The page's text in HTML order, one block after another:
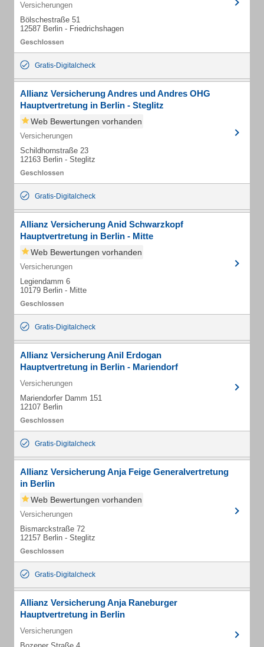
Versicherungen
Bölschestraße 51
12587 Berlin - Friedrichshagen
Gratis-Digitalcheck
Allianz Versicherung Andres und Andres OHG
Hauptvertretung in Berlin - Steglitz
Web Bewertungen vorhanden
Versicherungen
Schildhornstraße 23
12163 Berlin - Steglitz
Gratis-Digitalcheck
Allianz Versicherung Anid Schwarzkopf
Hauptvertretung in Berlin - Mitte
Web Bewertungen vorhanden
Versicherungen
Legiendamm 6
10179 Berlin - Mitte
Gratis-Digitalcheck
Allianz Versicherung Anil Erdogan
Hauptvertretung in Berlin - Mariendorf
Versicherungen
Mariendorfer Damm 151
12107 Berlin
Gratis-Digitalcheck
Allianz Versicherung Anja Feige Generalvertretung
in Berlin
Web Bewertungen vorhanden
Versicherungen
Bismarckstraße 72
12157 Berlin - Steglitz
Gratis-Digitalcheck
Allianz Versicherung Anja Raneburger
Hauptvertretung in Berlin
Versicherungen